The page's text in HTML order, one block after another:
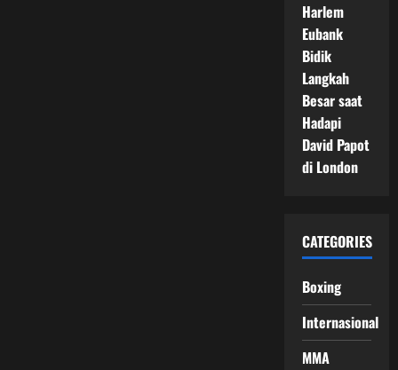
Harlem
Eubank
Bidik
Langkah
Besar saat
Hadapi
David Papot
di London
CATEGORIES
Boxing
Internasional
MMA